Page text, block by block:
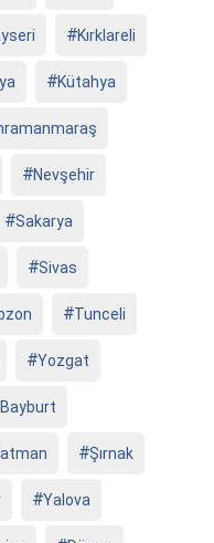
Kırklareli
Kütahya
Nevşehir
Sakarya
Sivas
Tunceli
Yozgat
Bayburt
Şırnak
Yalova